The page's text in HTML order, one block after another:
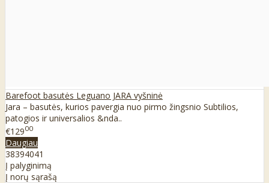
Barefoot basutės Leguano JARA vyšninė
Jara – basutės, kurios pavergia nuo pirmo žingsnio Subtilios,
patogios ir universalios &nda..
€12900
Daugiau
38394041
Į palyginimą
Į norų sąrašą